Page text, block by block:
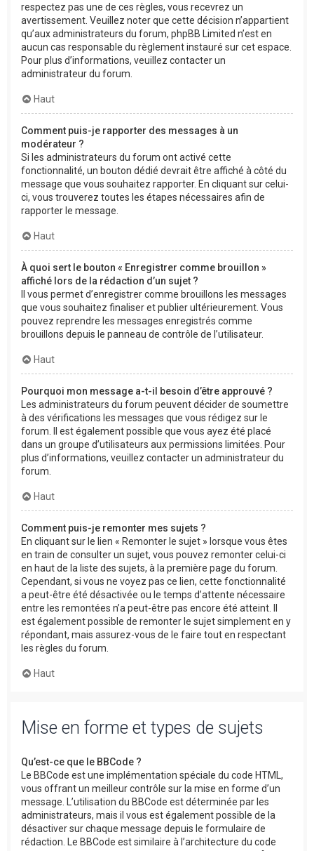
respectez pas une de ces règles, vous recevrez un
avertissement. Veuillez noter que cette décision n’appartient
qu’aux administrateurs du forum, phpBB Limited n’est en
aucun cas responsable du règlement instauré sur cet espace.
Pour plus d’informations, veuillez contacter un
administrateur du forum.
Haut
Comment puis-je rapporter des messages à un
modérateur ?
Si les administrateurs du forum ont activé cette
fonctionnalité, un bouton dédié devrait être affiché à côté du
message que vous souhaitez rapporter. En cliquant sur celui-
ci, vous trouverez toutes les étapes nécessaires afin de
rapporter le message.
Haut
À quoi sert le bouton « Enregistrer comme brouillon »
affiché lors de la rédaction d’un sujet ?
Il vous permet d’enregistrer comme brouillons les messages
que vous souhaitez finaliser et publier ultérieurement. Vous
pouvez reprendre les messages enregistrés comme
brouillons depuis le panneau de contrôle de l’utilisateur.
Haut
Pourquoi mon message a-t-il besoin d’être approuvé ?
Les administrateurs du forum peuvent décider de soumettre
à des vérifications les messages que vous rédigez sur le
forum. Il est également possible que vous ayez été placé
dans un groupe d’utilisateurs aux permissions limitées. Pour
plus d’informations, veuillez contacter un administrateur du
forum.
Haut
Comment puis-je remonter mes sujets ?
En cliquant sur le lien « Remonter le sujet » lorsque vous êtes
en train de consulter un sujet, vous pouvez remonter celui-ci
en haut de la liste des sujets, à la première page du forum.
Cependant, si vous ne voyez pas ce lien, cette fonctionnalité
a peut-être été désactivée ou le temps d’attente nécessaire
entre les remontées n’a peut-être pas encore été atteint. Il
est également possible de remonter le sujet simplement en y
répondant, mais assurez-vous de le faire tout en respectant
les règles du forum.
Haut
Mise en forme et types de sujets
Qu’est-ce que le BBCode ?
Le BBCode est une implémentation spéciale du code HTML,
vous offrant un meilleur contrôle sur la mise en forme d’un
message. L’utilisation du BBCode est déterminée par les
administrateurs, mais il vous est également possible de la
désactiver sur chaque message depuis le formulaire de
rédaction. Le BBCode est similaire à l’architecture du code